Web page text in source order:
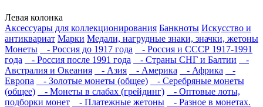
Левая колонка
Аксессуары для коллекционирования Банкноты Искусство и
антиквариат Марки Медали, нагрудные знаки, значки, жетоны
Монеты
- Россия до 1917 года
- Россия и СССР 1917-1991
года
- Россия после 1991 года - Страны СНГ и Балтии
-
Австралия и Океания
- Азия - Америка - Африка
-
Европа
- Золотые монеты (общее)
- Серебряные монеты
(общее)
- Монеты в слабах (грейдинг)
- Оптовые лоты,
подборки монет
- Платежные жетоны
- Разное в монетах.